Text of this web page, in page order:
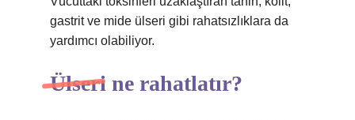
gastrit ve mide ülseri gibi rahatsızlıklara da
yardımcı olabiliyor.
Ülseri ne rahatlatır?